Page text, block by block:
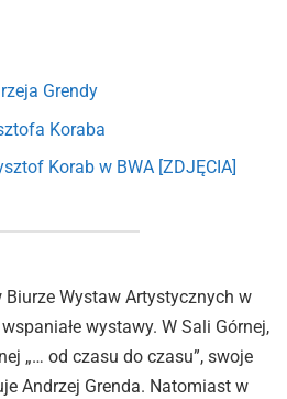
Grendy
Koraba
Korab w BWA [ZDJĘCIA]
Biurze Wystaw Artystycznych w
wystawy. W Sali Górnej,
„… od czasu do czasu”, swoje
Andrzej Grenda. Natomiast w